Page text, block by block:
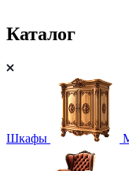
Каталог
Шкафы